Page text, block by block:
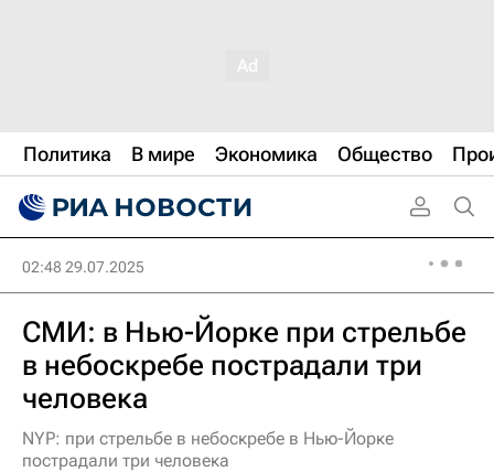
Политика В мире Экономика Общество
02:48 29.07.2025
СМИ: в Нью-Йорке при стрельбе
в небоскребе пострадали три
человека
NYP: при стрельбе в небоскребе в Нью-Йорке
пострадали три человека